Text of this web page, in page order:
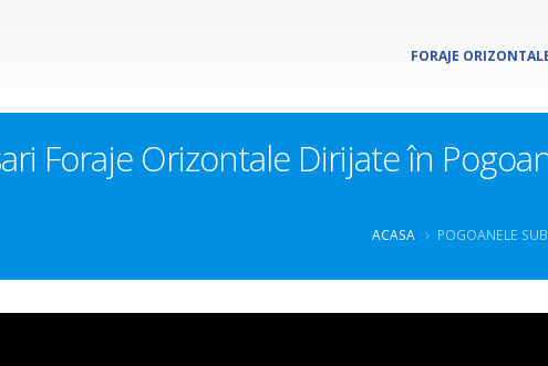
FORAJE
Foraje Orizontale Dirijate în
ACASA POGOANELE